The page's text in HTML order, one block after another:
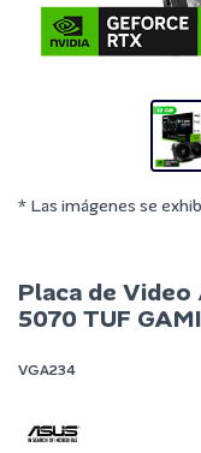
* Las imágenes se
Placa de Video
5070 TUF
VGA234